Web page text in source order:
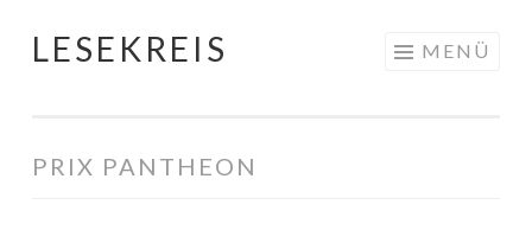
Springe
LESEKREIS MENÜ
PRIX PANTHEON